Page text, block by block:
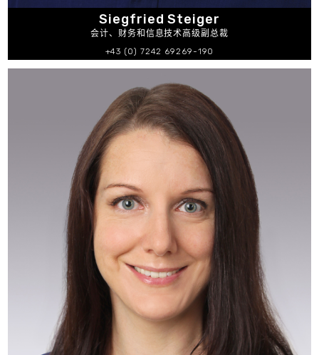
Siegfried Steiger
会计、财务和信息技术高级副总裁
+43 (0) 7242 69269-190